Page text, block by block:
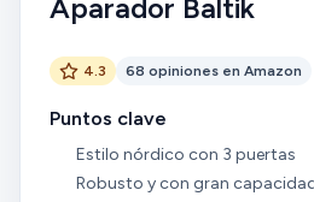
Aparador Baltik
4.3 68 opiniones en Amazon
Puntos clave
Estilo nórdico con 3 puertas
Robusto y con gran